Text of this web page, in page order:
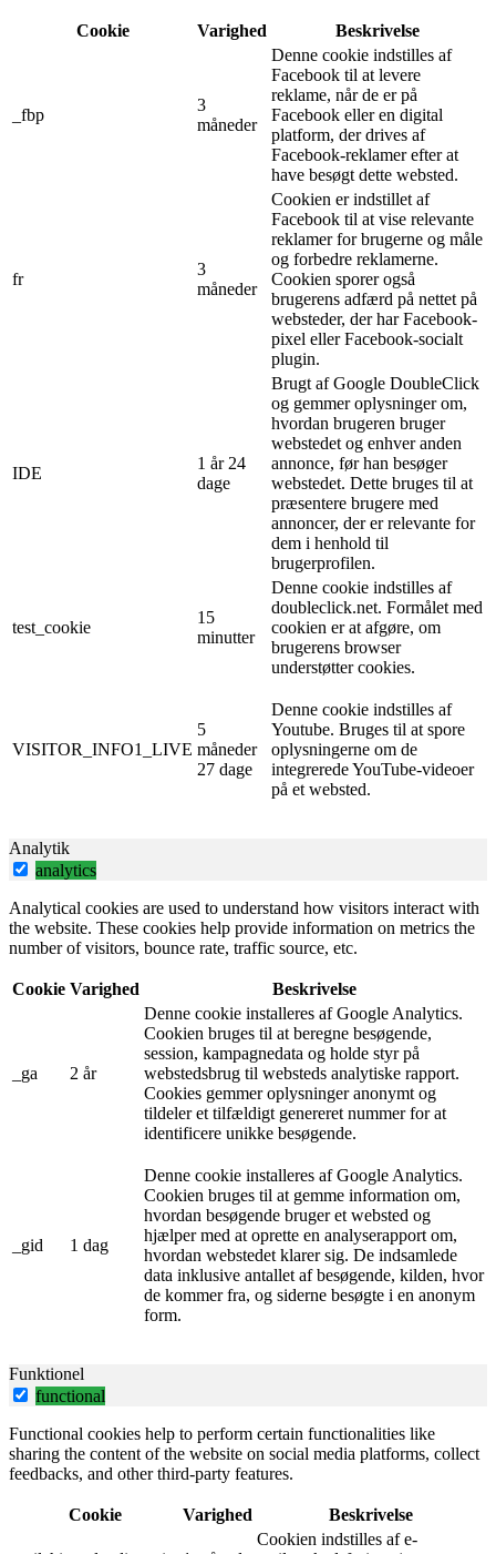
Cookie Varighed Beskrivelse
_fbp
3
måneder
Denne cookie indstilles af
Facebook til at levere
reklame, når de er på
Facebook eller en digital
platform, der drives af
Facebook-reklamer efter at
have besøgt dette websted.
fr
3
måneder
Cookien er indstillet af
Facebook til at vise relevante
reklamer for brugerne og måle
og forbedre reklamerne.
Cookien sporer også
brugerens adfærd på nettet på
websteder, der har Facebook-
pixel eller Facebook-socialt
plugin.
IDE
1 år 24
dage
Brugt af Google DoubleClick
og gemmer oplysninger om,
hvordan brugeren bruger
webstedet og enhver anden
annonce, før han besøger
webstedet. Dette bruges til at
præsentere brugere med
annoncer, der er relevante for
dem i henhold til
brugerprofilen.
test_cookie
15
minutter
Denne cookie indstilles af
doubleclick.net. Formålet med
cookien er at afgøre, om
brugerens browser
understøtter cookies.
VISITOR_INFO1_LIVE
5
måneder
27 dage
Denne cookie indstilles af
Youtube. Bruges til at spore
oplysningerne om de
integrerede YouTube-videoer
på et websted.
Analytik
analytics
Analytical cookies are used to understand how visitors interact with
the website. These cookies help provide information on metrics the
number of visitors, bounce rate, traffic source, etc.
Cookie Varighed Beskrivelse
_ga 2 år
Denne cookie installeres af Google Analytics.
Cookien bruges til at beregne besøgende,
session, kampagnedata og holde styr på
webstedsbrug til websteds analytiske rapport.
Cookies gemmer oplysninger anonymt og
tildeler et tilfældigt genereret nummer for at
identificere unikke besøgende.
_gid 1 dag
Denne cookie installeres af Google Analytics.
Cookien bruges til at gemme information om,
hvordan besøgende bruger et websted og
hjælper med at oprette en analyserapport om,
hvordan webstedet klarer sig. De indsamlede
data inklusive antallet af besøgende, kilden, hvor
de kommer fra, og siderne besøgte i en anonym
form.
Funktionel
functional
Functional cookies help to perform certain functionalities like
sharing the content of the website on social media platforms, collect
feedbacks, and other third-party features.
Cookie Varighed Beskrivelse
Cookien indstilles af e-